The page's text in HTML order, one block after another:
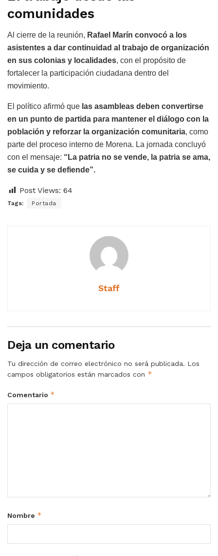
comunidades
Al cierre de la reunión, Rafael Marín convocó a los
asistentes a dar continuidad al trabajo de organización
en sus colonias y localidades, con el propósito de
fortalecer la participación ciudadana dentro del
movimiento.
El político afirmó que las asambleas deben convertirse
en un punto de partida para mantener el diálogo con la
población y reforzar la organización comunitaria, como
parte del proceso interno de Morena. La jornada concluyó
con el mensaje: “La patria no se vende, la patria se ama,
se cuida y se defiende”.
Post Views: 64
Tags: Portada
Staff
Deja un comentario
Tu dirección de correo electrónico no será publicada. Los
campos obligatorios están marcados con *
Comentario *
Nombre *